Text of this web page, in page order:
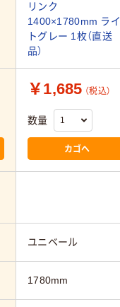
リンク
1400×1780mm ライ
トグレー 1枚（直送
品）
￥1,685 （税込）
数量
カゴへ
ユニベール
1780mm